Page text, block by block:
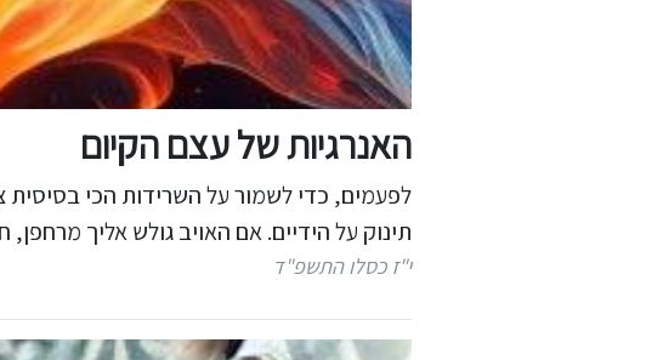
האנרגיות של עצם הקיום
לפעמים, כדי לשמור על השרידות הכי בסיסית
תינוק על הידיים. אם האויב גולש אליך
י"ז כסלו התשפ"ד